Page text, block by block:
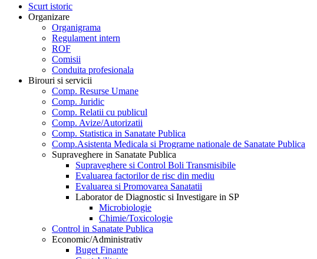
Scurt istoric
Organizare
Organigrama
Regulament intern
ROF
Comisii
Conduita profesionala
Birouri si servicii
Comp. Resurse Umane
Comp. Juridic
Comp. Relatii cu publicul
Comp. Avize/Autorizatii
Comp. Statistica in Sanatate Publica
Comp.Asistenta Medicala si Programe nationale de Sanatate Publica
Supraveghere in Sanatate Publica
Supraveghere si Control Boli Transmisibile
Evaluarea factorilor de risc din mediu
Evaluarea si Promovarea Sanatatii
Laborator de Diagnostic si Investigare in SP
Microbiologie
Chimie/Toxicologie
Control in Sanatate Publica
Economic/Administrativ
Buget Finante